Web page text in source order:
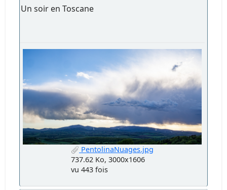
Un soir en Toscane
PentolinaNuages.jpg
737.62 Ko, 3000x1606
vu 443 fois